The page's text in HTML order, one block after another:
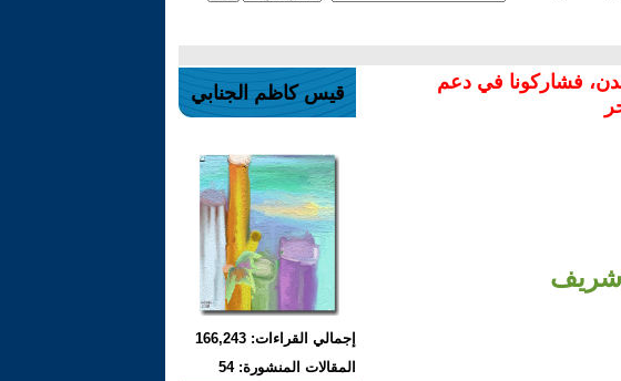
فشاركونا في دعم
شريف
قيس كاظم الجنابي
إجمالي القراءات: 166,243
المقالات المنشورة: 54